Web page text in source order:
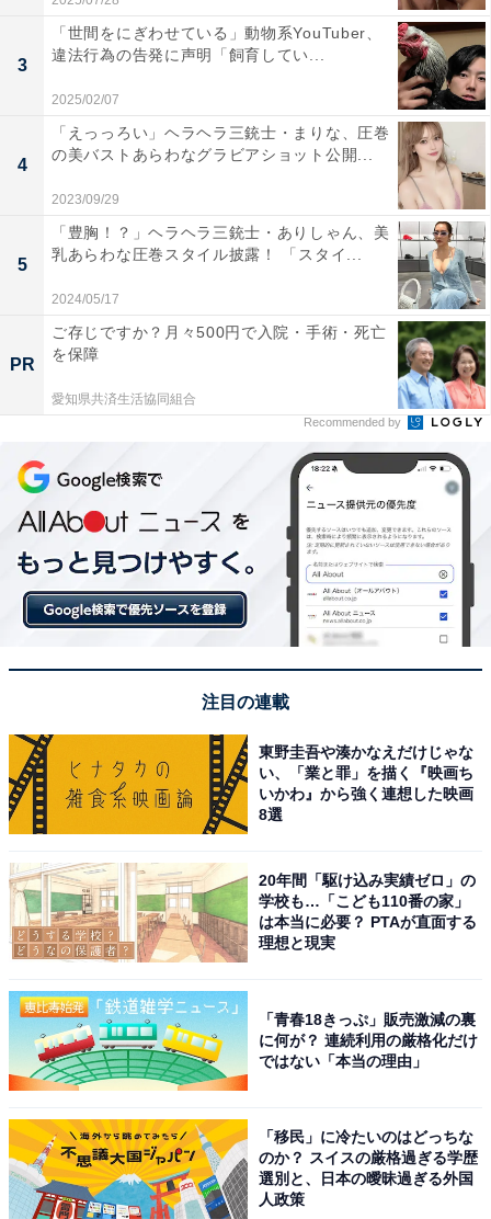
3
「世間をにぎわせている」動物系YouTuber、
違法行為の告発に声明「飼育してい...
2025/02/07
4
「えっっろい」ヘラヘラ三銃士・まりな、圧巻
の美バストあらわなグラビアショット公開...
2023/09/29
5
「豊胸！？」ヘラヘラ三銃士・ありしゃん、美
乳あらわな圧巻スタイル披露！ 「スタイ...
2024/05/17
PR
ご存じですか？月々500円で入院・手術・死亡
を保障
愛知県共済生活協同組合
Recommended by
注目の連載
東野圭吾や湊かなえだけじゃな
い、「業と罪」を描く『映画ち
いかわ』から強く連想した映画
8選
20年間「駆け込み実績ゼロ」の
学校も…「こども110番の家」
は本当に必要？ PTAが直面する
理想と現実
「青春18きっぷ」販売激減の裏
に何が？ 連続利用の厳格化だけ
ではない「本当の理由」
「移民」に冷たいのはどっちな
のか？ スイスの厳格過ぎる学歴
選別と、日本の曖昧過ぎる外国
人政策